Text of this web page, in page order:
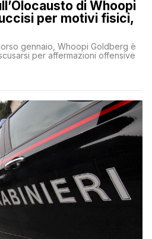
di Whoopi
per motivi fisici,
gennaio, Whoopi Goldberg è
per affermazioni offensive